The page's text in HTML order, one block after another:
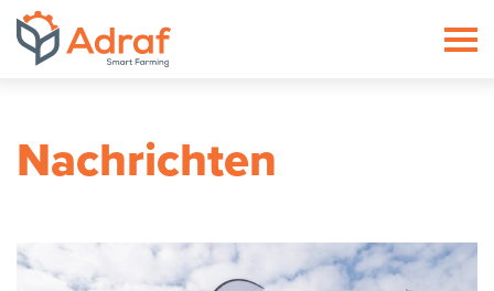
Nachrichten
ADRAF // Producent maszyn